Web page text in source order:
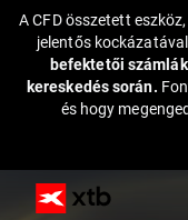
A CFD összetett
jelentős
befektetői
kereskedés során.
és hogy